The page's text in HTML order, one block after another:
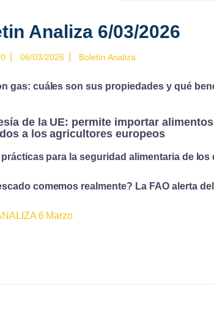
Analiza 6/03/2026
06/03/2026 Boletín Analiza
gas: cuáles son sus propiedades y qué
de la UE: permite importar
a los agricultores europeos
para la seguridad alimentaria de
comemos realmente? La FAO alerta
6 Marzo